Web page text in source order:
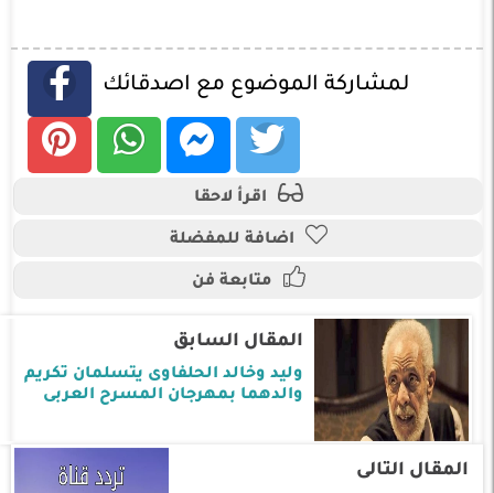
لمشاركة الموضوع مع اصدقائك
اقرأ لاحقا
اضافة للمفضلة
متابعة فن
المقال السابق
وليد وخالد الحلفاوى يتسلمان تكريم
والدهما بمهرجان المسرح العربى
المقال التالى